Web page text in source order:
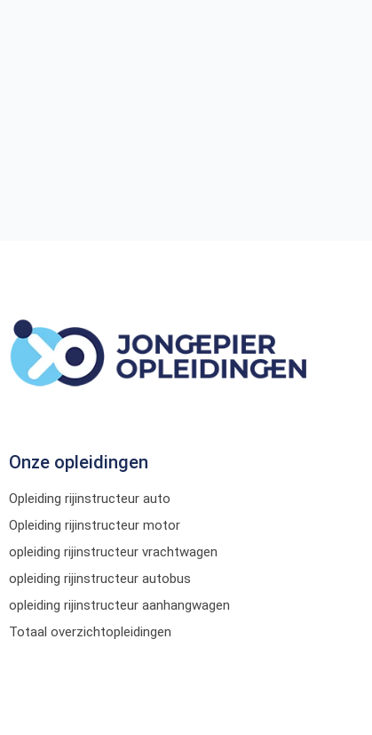
Onze opleidingen
Opleiding rijinstructeur auto
Opleiding rijinstructeur motor
opleiding rijinstructeur vrachtwagen
opleiding rijinstructeur autobus
opleiding rijinstructeur aanhangwagen
Totaal overzichtopleidingen